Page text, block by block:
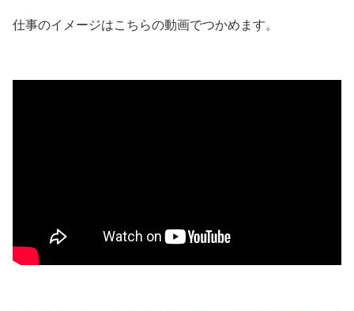
仕事のイメージはこちらの動画でつかめます。